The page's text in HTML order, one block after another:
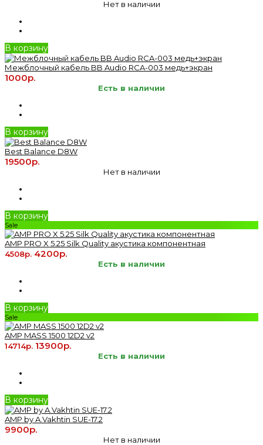
Нет в наличии
В корзину
Межблочный кабель BB Audio RCA-003 медь+экран
1000р.
Есть в наличии
В корзину
Best Balance D8W
19500р.
Нет в наличии
В корзину
Sale
AMP PRO X 5.25 Silk Quality акустика компонентная
4508р. 4200р.
Есть в наличии
В корзину
Sale
AMP MASS 1500 12D2 v2
14714р. 13900р.
Есть в наличии
В корзину
AMP by A.Vakhtin SUE-17.2
9900р.
Нет в наличии